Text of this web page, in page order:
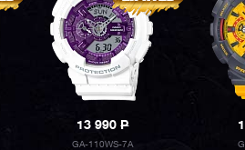
13 990P
GA-110WS-7A